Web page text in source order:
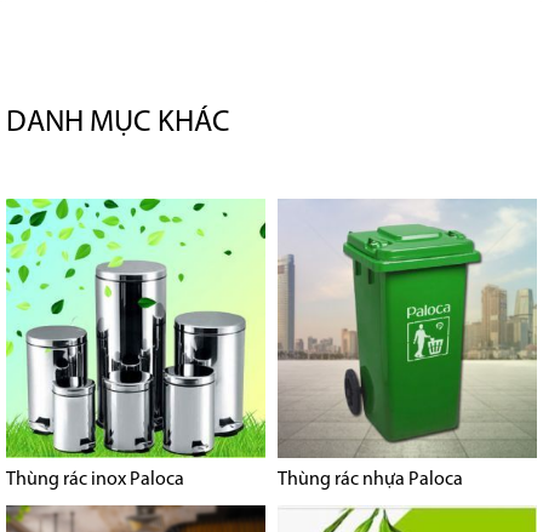
DANH MỤC KHÁC
Thùng rác inox Paloca Thùng rác nhựa Paloca